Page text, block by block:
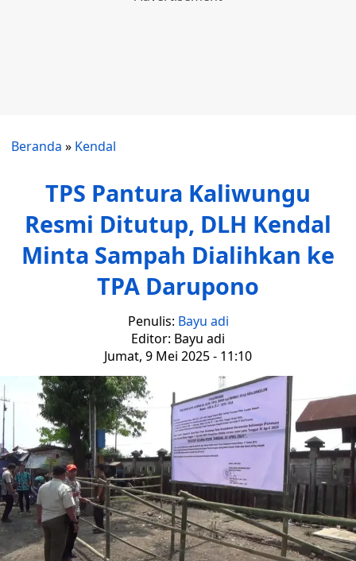
Beranda » Kendal
TPS Pantura Kaliwungu
Resmi Ditutup, DLH Kendal
Minta Sampah Dialihkan ke
TPA Darupono
Penulis: Bayu adi
Editor: Bayu adi
Jumat, 9 Mei 2025 - 11:10